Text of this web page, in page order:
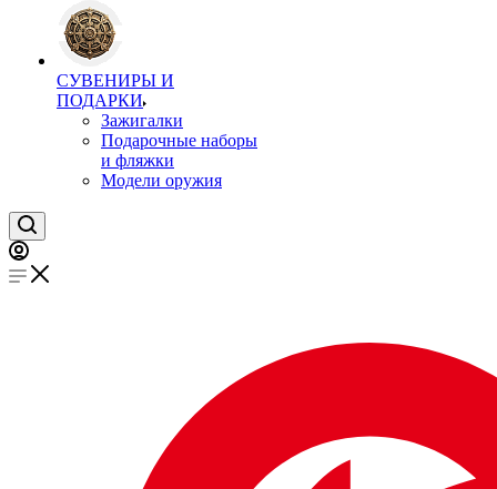
СУВЕНИРЫ И
ПОДАРКИ
Зажигалки
Подарочные наборы
и фляжки
Модели оружия